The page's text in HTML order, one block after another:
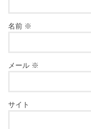
名前 ※
メール ※
サイト